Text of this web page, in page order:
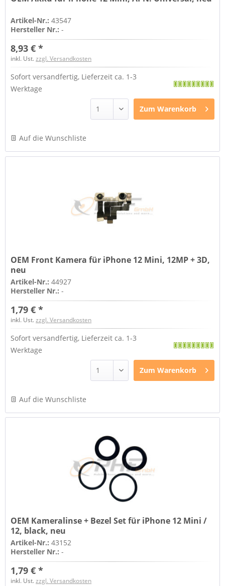
Artikel-Nr.:43547
Hersteller Nr.:-
8,93 € *
inkl. Ust.zzgl. Versandkosten
Sofort versandfertig, Lieferzeit ca. 1-3
Werktage
Zum Warenkorb
Auf die Wunschliste
OEM Front Kamera für iPhone 12 Mini, 12MP + 3D,
neu
Artikel-Nr.:44927
Hersteller Nr.:-
1,79 € *
inkl. Ust.zzgl. Versandkosten
Sofort versandfertig, Lieferzeit ca. 1-3
Werktage
Zum Warenkorb
Auf die Wunschliste
OEM Kameralinse + Bezel Set für iPhone 12 Mini /
12, black, neu
Artikel-Nr.:43152
Hersteller Nr.:-
1,79 € *
inkl. Ust.zzgl. Versandkosten